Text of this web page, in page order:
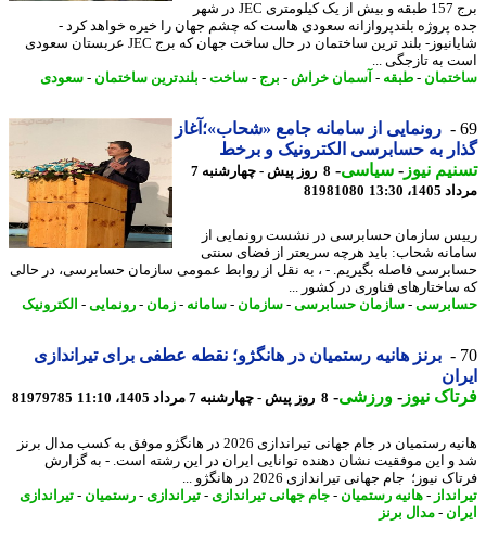
برج 157 طبقه و بیش از یک کیلومتری JEC در شهر
پروژه بلندپروازانه سعودی هاست که چشم جهان را خیره خواهد کرد -
شایانیوز- بلند ترین ساختمان در حال ساخت جهان که برج JEC عربستان سعودی
به تازجگی ...
-طبقه-آسمان خراش -برج-ساخت-بلندترین ساختمان-سعودی
رونمایی از سامانه جامع «شحاب»؛آغاز
به حسابرسی الکترونیک و برخط
نیوز-سیاسی-
8 روز پیش - چهارشنبه 7
13:30
81981080
سازمان حسابرسی در نشست رونمایی از
شحاب: باید هرچه سریعتر از فضای سنتی
فاصله بگیریم. - ، به نقل از روابط عمومی سازمان حسابرسی، در حالی
فناوری در کشور ...
-سازمان حسابرسی -سازمان -سامانه-زمان -رونمایی-الکترونیک
برنز هانیه رستمیان در هانگژو؛ نقطه عطفی برای تیراندازی
نیوز-ورزشی-8 روز پیش - چهارشنبه 7 مرداد 1405، 11:10 81979785
هانیه رستمیان در جام جهانی تیراندازی 2026 در هانگژو موفق به کسب مدال برنز
این موفقیت نشان دهنده توانایی ایران در این رشته است. - به گزارش
نیوز؛ جام جهانی تیراندازی 2026 در هانگژو ...
-هانیه رستمیان-جام جهانی تیراندازی- تیراندازی- رستمیان-تیراندازی
- مدال برنز